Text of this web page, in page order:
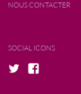
NOUS CONTACTER
SOCIAL ICONS